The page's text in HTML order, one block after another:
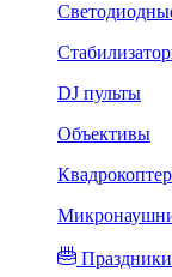
DJ пульты
Объективы